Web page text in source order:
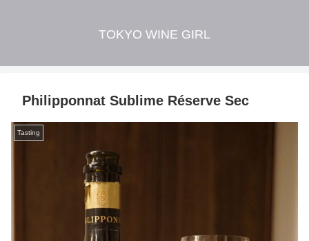
TOKYO WINE GIRL
Philipponnat Sublime Réserve Sec
Tasting